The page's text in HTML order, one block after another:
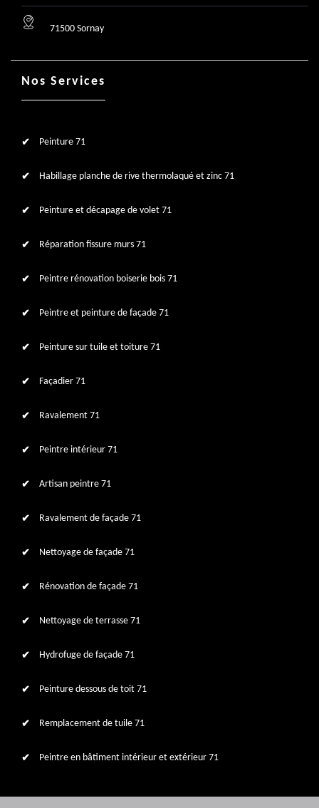
71500 Sornay
Nos Services
Peinture 71
Habillage planche de rive thermolaqué et zinc 71
Peinture et décapage de volet 71
Réparation fissure murs 71
Peintre rénovation boiserie bois 71
Peintre et peinture de façade 71
Peinture sur tuile et toiture 71
Façadier 71
Ravalement 71
Peintre intérieur 71
Artisan peintre 71
Ravalement de façade 71
Nettoyage de façade 71
Rénovation de façade 71
Nettoyage de terrasse 71
Hydrofuge de façade 71
Peinture dessous de toit 71
Remplacement de tuile 71
Peintre en bâtiment intérieur et extérieur 71